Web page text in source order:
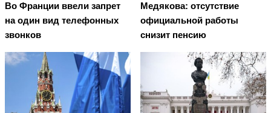
Во Франции ввели запрет
на один вид телефонных
звонков
Медякова: отсутствие
официальной работы
снизит пенсию